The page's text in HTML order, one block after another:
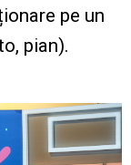
pe un
pian).